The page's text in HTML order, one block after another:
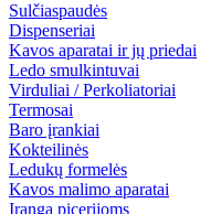
Sulčiaspaudės
Dispenseriai
Kavos aparatai ir jų priedai
Ledo smulkintuvai
Virduliai / Perkoliatoriai
Termosai
Baro įrankiai
Kokteilinės
Ledukų formelės
Kavos malimo aparatai
Įranga picerijoms